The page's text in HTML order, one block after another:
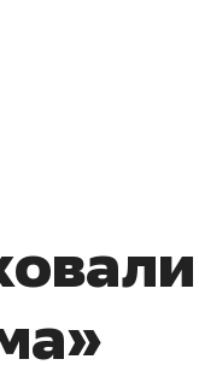
бизнес может
минимум